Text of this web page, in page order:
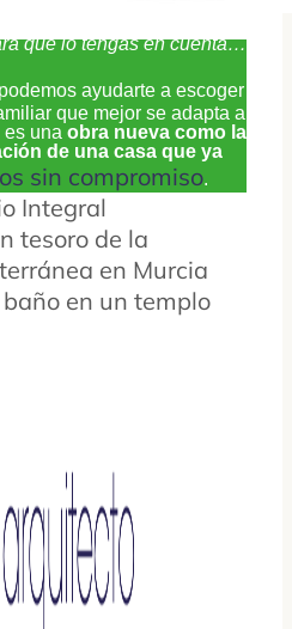
que lo tengas en cuenta…
podemos ayudarte a escoger
que mejor se adapta a
una obra nueva como la
de una casa que ya
sin compromiso.
Integral
tesoro de la
en Murcia
en un templo